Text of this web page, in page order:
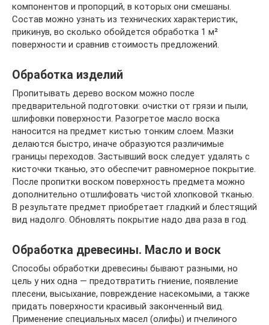
компонентов и пропорций, в которых они смешаны.
Состав можно узнать из технических характеристик,
прикинув, во сколько обойдется обработка 1 м²
поверхности и сравнив стоимость предложений.
Обработка изделий
Пропитывать дерево воском можно после
предварительной подготовки: очистки от грязи и пыли,
шлифовки поверхности. Разогретое масло воска
наносится на предмет кистью тонким слоем. Мазки
делаются быстро, иначе образуются различимые
границы переходов. Застывший воск следует удалять с
кисточки тканью, это обеспечит равномерное покрытие.
После пропитки воском поверхность предмета можно
дополнительно отшлифовать чистой хлопковой тканью.
В результате предмет приобретает гладкий и блестящий
вид надолго. Обновлять покрытие надо два раза в год.
Обработка древесины. Масло и воск
Способы обработки древесины бывают разными, но
цель у них одна — предотвратить гниение, появление
плесени, высыхание, повреждение насекомыми, а также
придать поверхности красивый законченный вид.
Применение специальных масел (олифы) и пчелиного